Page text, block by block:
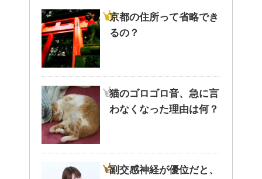
京都の住所って省略でき
るの？
猫のゴロゴロ音、急に言
わなくなった理由は何？
副交感神経が優位だと、